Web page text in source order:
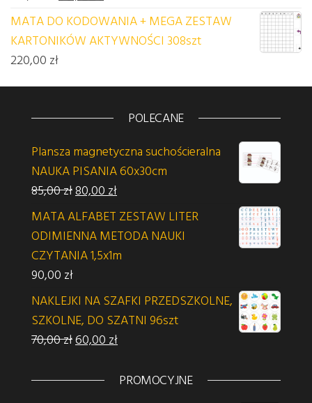
MATA DO KODOWANIA + MEGA ZESTAW
KARTONIKÓW AKTYWNOŚCI 308szt
220,00 zł
POLECANE
Plansza magnetyczna suchościeralna
NAUKA PISANIA 60x30cm
85,00złPierwotna cena wynosiła: 85,00 zł.
80,00 złAktualna cena wynosi: 80,00 zł.
MATA ALFABET ZESTAW LITER
ODIMIENNA METODA NAUKI
CZYTANIA 1,5x1m
90,00 zł
NAKLEJKI NA SZAFKI PRZEDSZKOLNE,
SZKOLNE, DO SZATNI 96szt
70,00złPierwotna cena wynosiła: 70,00 zł.
60,00 złAktualna cena wynosi: 60,00 zł.
PROMOCYJNE